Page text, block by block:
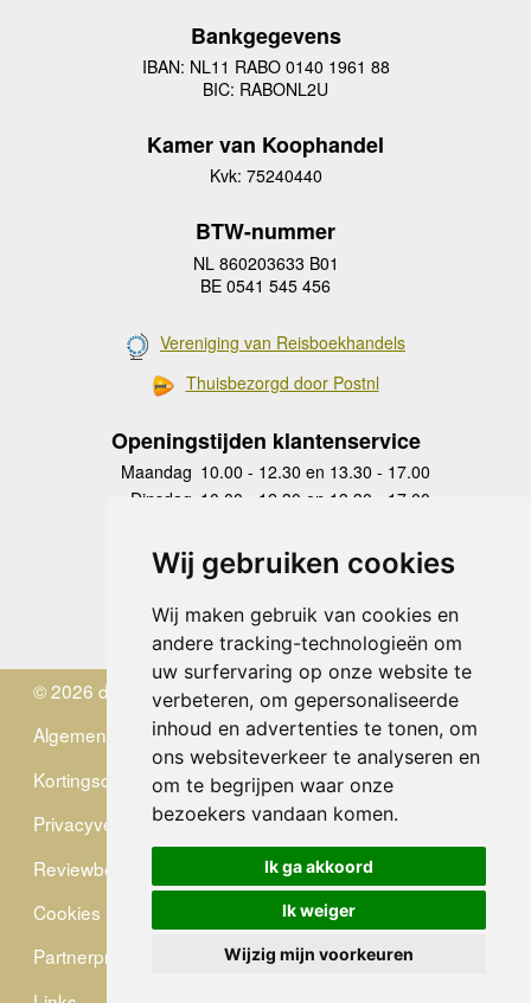
Wij gebruiken cookies
Wij maken gebruik van cookies en
andere tracking-technologieën om
uw surfervaring op onze website te
verbeteren, om gepersonaliseerde
inhoud en advertenties te tonen, om
ons websiteverkeer te analyseren en
om te begrijpen waar onze
bezoekers vandaan komen.
Ik ga akkoord
Ik weiger
Wijzig mijn voorkeuren
Bankgegevens
IBAN: NL11 RABO 0140 1961 88
BIC: RABONL2U
Kamer van Koophandel
Kvk: 75240440
BTW-nummer
NL 860203633 B01
BE 0541 545 456
Vereniging van Reisboekhandels
Thuisbezorgd door Postnl
Openingstijden klantenservice
Maandag 10.00 - 12.30 en 13.30 - 17.00
Dinsdag 10.00 - 12.30 en 13.30 - 17.00
Donderdag
10.00 - 12.30 en 13.30 - 17.00
Vrijdag 10.00 - 12.30 en 13.30 - 17.00
Zaterdag
gesloten
Zondag gesloten
© 2026 de Zwerver
Algemene Voorwaarden
Kortingscode
Privacyverklaring
Reviewbeleid
Cookies
Partnerprogramma